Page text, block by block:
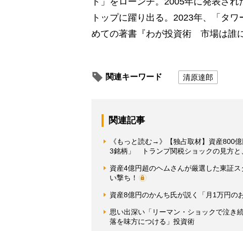
トップに躍り出る。2023年、「タ
めての著書『わが投資術 市場は誰
関連キーワード 清原達郎
関連記事
《もっと読む→》【独占取材】資産800
3銘柄」 トランプ関税ショックの見方と
資産4億円超のヘムさんが厳選した東証
い撃ち！
資産8億円のかんち氏が説く「月1万円の
思い出深い「リーマン・ショックで泣
落を味方につける」投資術